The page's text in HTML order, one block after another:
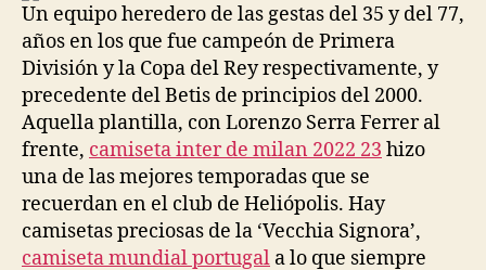
Un equipo heredero de las gestas del 35 y del 77,
años en los que fue campeón de Primera
División y la Copa del Rey respectivamente, y
precedente del Betis de principios del 2000.
Aquella plantilla, con Lorenzo Serra Ferrer al
frente, camiseta inter de milan 2022 23 hizo
una de las mejores temporadas que se
recuerdan en el club de Heliópolis. Hay
camisetas preciosas de la ‘Vecchia Signora’,
camiseta mundial portugal a lo que siempre